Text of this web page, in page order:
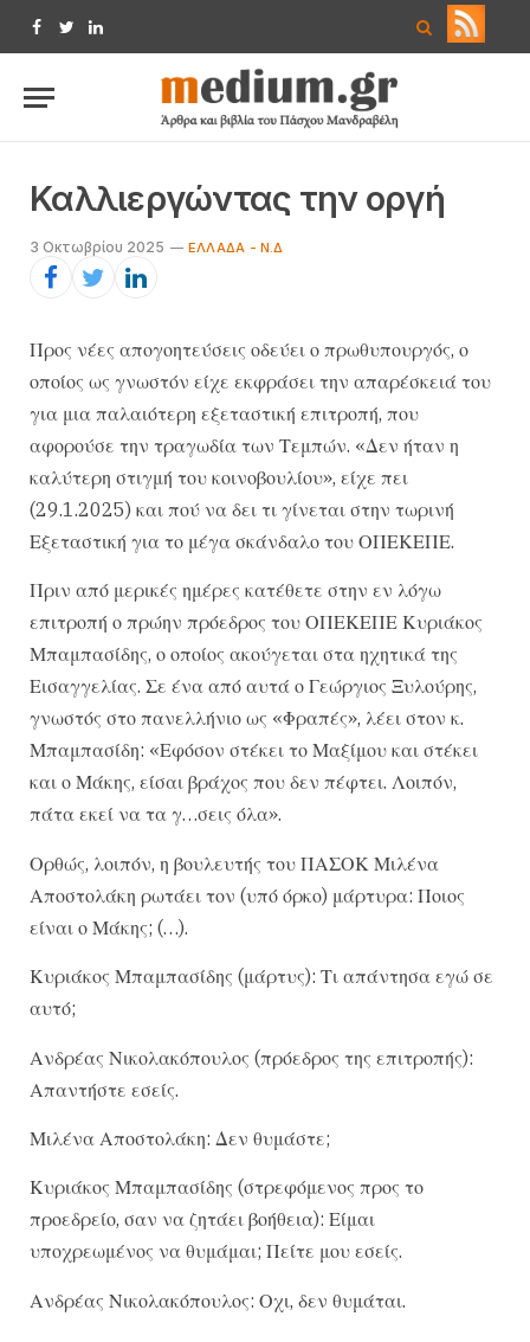
Facebook
TwitterLinkedIn
Καλλιεργώντας την οργή
3 Οκτωβρίου 2025 ΕΛΛΆΔΑ - Ν.Δ
Προς νέες απογοητεύσεις οδεύει ο πρωθυπουργός, ο
οποίος ως γνωστόν είχε εκφράσει την απαρέσκειά του
για μια παλαιότερη εξεταστική επιτροπή, που
αφορούσε την τραγωδία των Τεμπών. «Δεν ήταν η
καλύτερη στιγμή του κοινοβουλίου», είχε πει
(29.1.2025) και πού να δει τι γίνεται στην τωρινή
Εξεταστική για το μέγα σκάνδαλο του ΟΠΕΚΕΠΕ.
Πριν από μερικές ημέρες κατέθετε στην εν λόγω
επιτροπή ο πρώην πρόεδρος του ΟΠΕΚΕΠΕ Κυριάκος
Μπαμπασίδης, ο οποίος ακούγεται στα ηχητικά της
Εισαγγελίας. Σε ένα από αυτά ο Γεώργιος Ξυλούρης,
γνωστός στο πανελλήνιο ως «Φραπές», λέει στον κ.
Μπαμπασίδη: «Εφόσον στέκει το Μαξίμου και στέκει
και ο Μάκης, είσαι βράχος που δεν πέφτει. Λοιπόν,
πάτα εκεί να τα γ…σεις όλα».
Ορθώς, λοιπόν, η βουλευτής του ΠΑΣΟΚ Μιλένα
Αποστολάκη ρωτάει τον (υπό όρκο) μάρτυρα: Ποιος
είναι ο Μάκης; (…).
Κυριάκος Μπαμπασίδης (μάρτυς): Τι απάντησα εγώ σε
αυτό;
Ανδρέας Νικολακόπουλος (πρόεδρος της επιτροπής):
Απαντήστε εσείς.
Μιλένα Αποστολάκη: Δεν θυμάστε;
Κυριάκος Μπαμπασίδης (στρεφόμενος προς το
προεδρείο, σαν να ζητάει βοήθεια): Είμαι
υποχρεωμένος να θυμάμαι; Πείτε μου εσείς.
Ανδρέας Νικολακόπουλος: Οχι, δεν θυμάται.